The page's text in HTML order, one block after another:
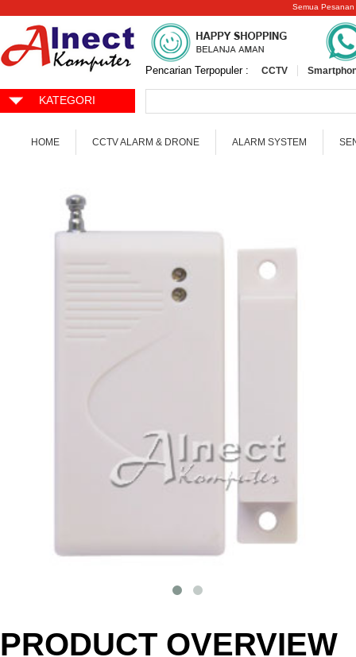
Semua Pesanan
Pencarian Terpopuler : CCTV
KATEGORI
HOME CCTV ALARM & DRONE ALARM SYSTEM
PRODUCT OVERVIEW